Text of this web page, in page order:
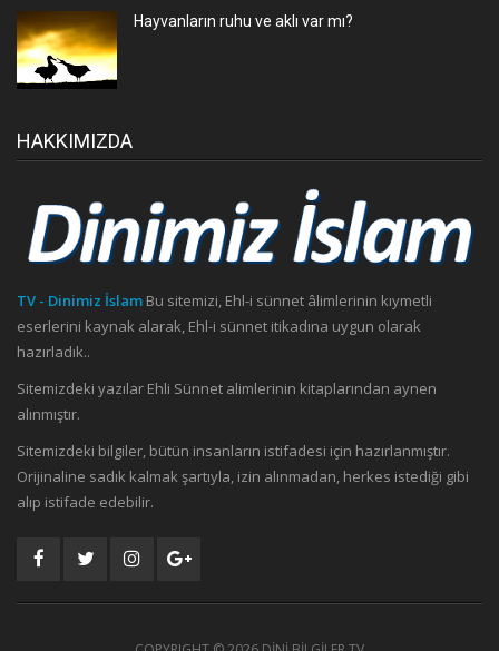
Hayvanların ruhu ve aklı var mı?
HAKKIMIZDA
TV - Dinimiz İslam Bu sitemizi, Ehl-i sünnet âlimlerinin kıymetli
eserlerini kaynak alarak, Ehl-i sünnet itikadına uygun olarak
hazırladık..
Sitemizdeki yazılar Ehli Sünnet alimlerinin kitaplarından aynen
alınmıştır.
Sitemizdeki bilgiler, bütün insanların istifadesi için hazırlanmıştır.
Orijinaline sadık kalmak şartıyla, izin alınmadan, herkes istediği gibi
alıp istifade edebilir.